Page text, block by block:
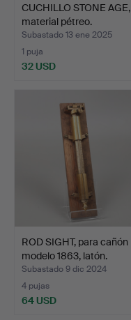
CUCHILLO STONE AGE,
material pétreo.
Subastado 13 ene 2025
1 puja
32 USD
ROD SIGHT, para cañón
modelo 1863, latón.
Subastado 9 dic 2024
4 pujas
64 USD